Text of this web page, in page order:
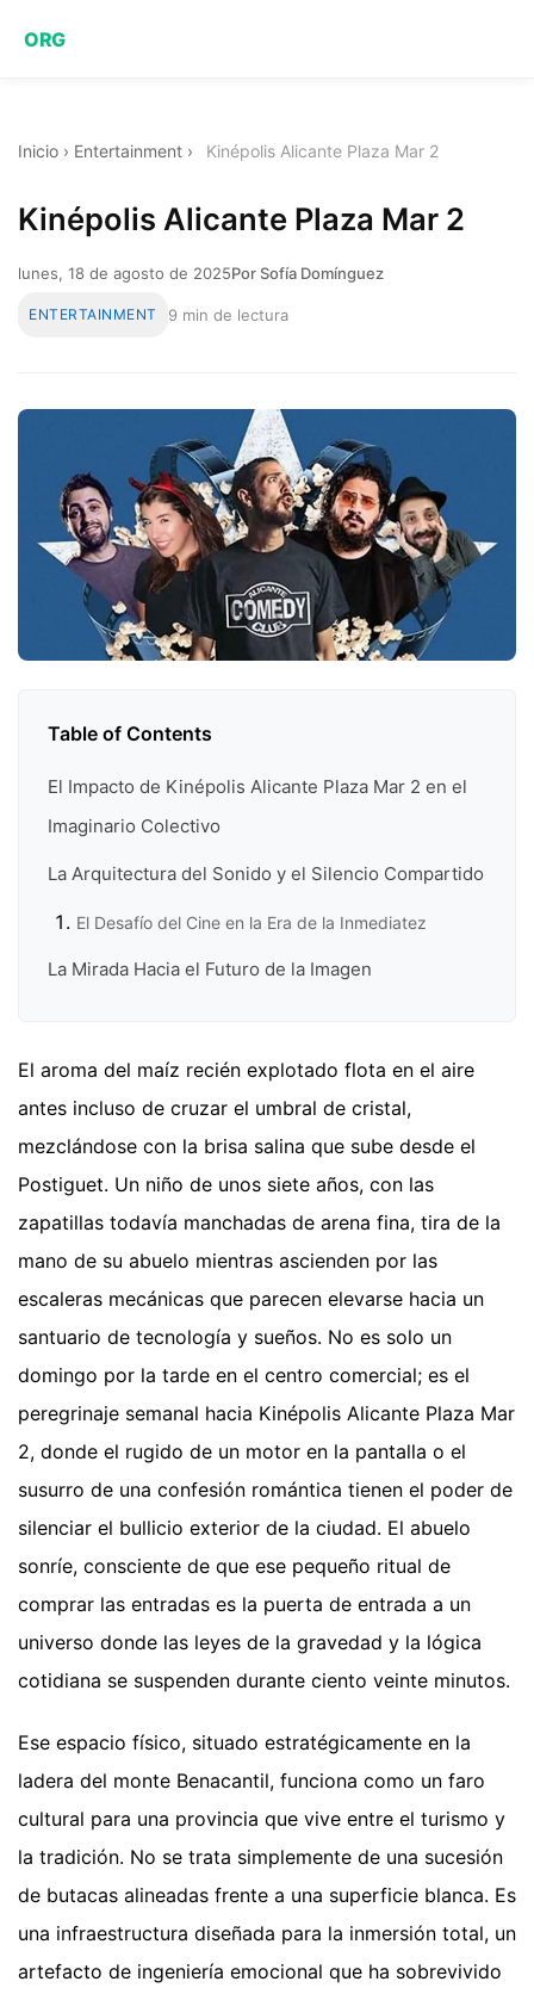
ORG
Inicio › Entertainment › Kinépolis Alicante Plaza Mar 2
Kinépolis Alicante Plaza Mar 2
lunes, 18 de agosto de 2025Por Sofía Domínguez
ENTERTAINMENT 9 min de lectura
Table of Contents
El Impacto de Kinépolis Alicante Plaza Mar 2 en el
Imaginario Colectivo
La Arquitectura del Sonido y el Silencio Compartido
El Desafío del Cine en la Era de la Inmediatez
La Mirada Hacia el Futuro de la Imagen
El aroma del maíz recién explotado flota en el aire
antes incluso de cruzar el umbral de cristal,
mezclándose con la brisa salina que sube desde el
Postiguet. Un niño de unos siete años, con las
zapatillas todavía manchadas de arena fina, tira de la
mano de su abuelo mientras ascienden por las
escaleras mecánicas que parecen elevarse hacia un
santuario de tecnología y sueños. No es solo un
domingo por la tarde en el centro comercial; es el
peregrinaje semanal hacia Kinépolis Alicante Plaza Mar
2, donde el rugido de un motor en la pantalla o el
susurro de una confesión romántica tienen el poder de
silenciar el bullicio exterior de la ciudad. El abuelo
sonríe, consciente de que ese pequeño ritual de
comprar las entradas es la puerta de entrada a un
universo donde las leyes de la gravedad y la lógica
cotidiana se suspenden durante ciento veinte minutos.
Ese espacio físico, situado estratégicamente en la
ladera del monte Benacantil, funciona como un faro
cultural para una provincia que vive entre el turismo y
la tradición. No se trata simplemente de una sucesión
de butacas alineadas frente a una superficie blanca. Es
una infraestructura diseñada para la inmersión total, un
artefacto de ingeniería emocional que ha sobrevivido